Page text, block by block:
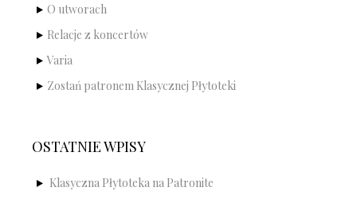
O utworach
Relacje z koncertów
Varia
Zostań patronem Klasycznej Płytoteki
OSTATNIE WPISY
Klasyczna Płytoteka na Patronite